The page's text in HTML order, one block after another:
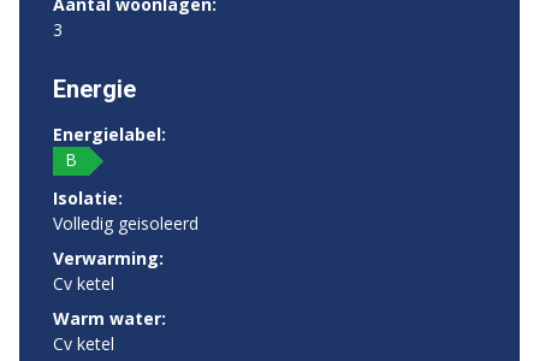
3
Energie
Energielabel:
B
Isolatie:
Volledig geisoleerd
Verwarming:
Cv ketel
Warm water:
Cv ketel